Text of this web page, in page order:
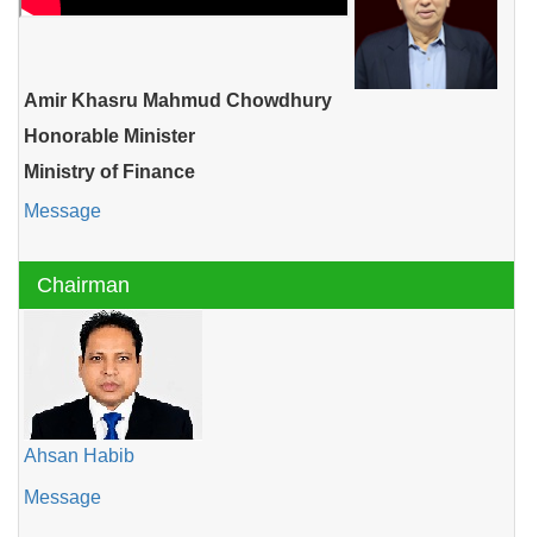
Amir Khasru Mahmud Chowdhury
Honorable Minister
Ministry of Finance
Message
Chairman
Ahsan Habib
Message